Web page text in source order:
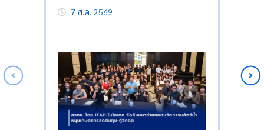
เกษตรกรลดต้นทุน-กู้วิกฤต
7 ส.ค. 2569